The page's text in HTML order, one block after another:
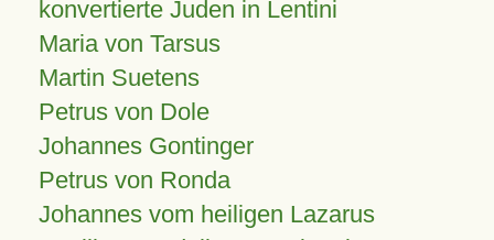
konvertierte Juden in Lentini
Maria von Tarsus
Martin Suetens
Petrus von Dole
Johannes Gontinger
Petrus von Ronda
Johannes vom heiligen Lazarus